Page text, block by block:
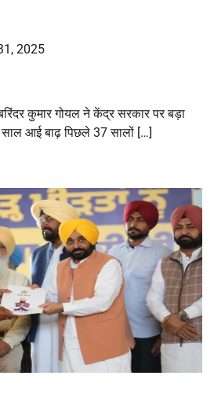
2025
कुमार गोयल ने केंद्र सरकार पर बड़ा
आई बाढ़ पिछले 37 सालों […]